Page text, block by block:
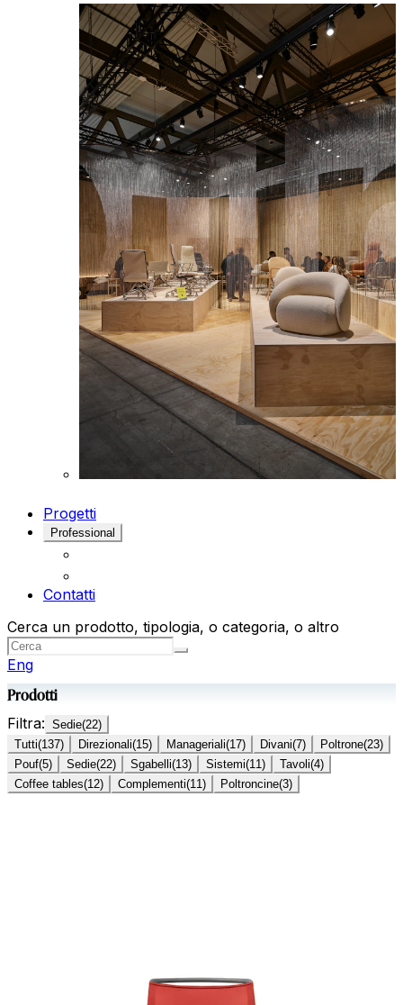
Progetti
Professional
Contatti
Cerca un prodotto, tipologia, o categoria, o altro
Eng
Prodotti
Filtra: Sedie(22)
Tutti(137) Direzionali(15) Manageriali(17) Divani(7) Poltrone(23)
Pouf(5) Sedie(22) Sgabelli(13) Sistemi(11) Tavoli(4)
Coffee tables(12) Complementi(11) Poltroncine(3)